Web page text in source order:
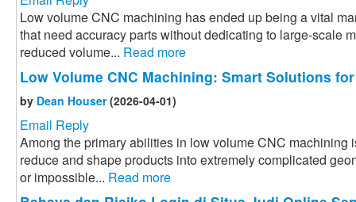
Low volume CNC machining has ended up being a vital
that need accuracy parts without dedicating to large-scale
reduced volume... Read more
Low Volume CNC Machining: Smart Solutions
by Dean Houser(2026-04-01)
Email Reply
Among the primary abilities in low volume CNC
reduce and shape products into extremely complicated
or impossible... Read more